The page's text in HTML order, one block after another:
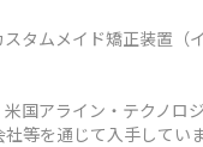
タムメイド矯正装置
国アライン・テクノ
等を通じて入手していま